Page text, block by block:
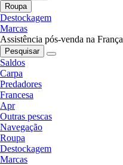
Roupa
Destockagem
Marcas
Assistência pós-venda na França
Pesquisar
Saldos
Carpa
Predadores
Francesa
Apr
Outras pescas
Navegação
Roupa
Destockagem
Marcas